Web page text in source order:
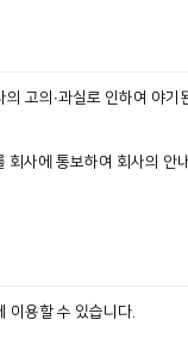
고의∙과실로 인하여 야기
사에 통보하여 회사의 안
이용할 수 있습니다.